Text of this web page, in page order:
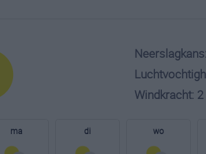
Windkracht: 2
ma di wo